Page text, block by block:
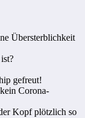
Übersterblichkeit
gefreut!
Corona-
Kopf plötzlich so